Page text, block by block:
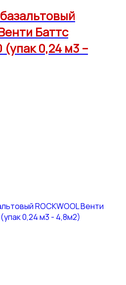
Баттс
0,24 м3 –